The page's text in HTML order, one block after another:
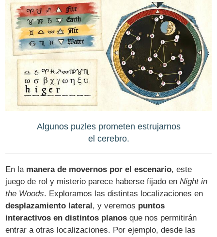
Algunos puzles prometen estrujarnos
el cerebro.
En la manera de movernos por el escenario, este
juego de rol y misterio parece haberse fijado enNight in
the Woods. Exploramos las distintas localizaciones en
desplazamiento lateral , y veremos puntos
interactivos en distintos planos que nos permitirán
entrar a otras localizaciones. Por ejemplo, desde las